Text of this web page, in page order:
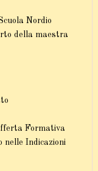
Nordio
della maestra
Formativa
nelle Indicazioni